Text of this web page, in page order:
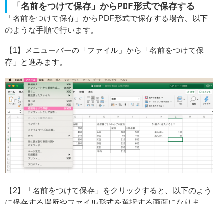
「名前をつけて保存」からPDF形式で保存する
「名前をつけて保存」からPDF形式で保存する場合、以下
のような手順で行います。
【1】メニューバーの「ファイル」から「名前をつけて保
存」と進みます。
【2】「名前をつけて保存」をクリックすると、以下のよう
に保存する場所やファイル形式を選択する画面になりま